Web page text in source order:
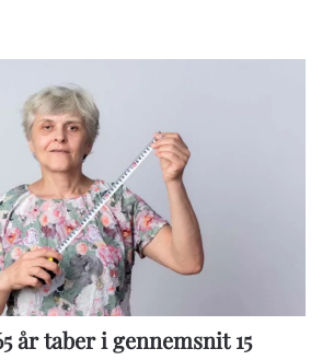
år taber i gennemsnit 15